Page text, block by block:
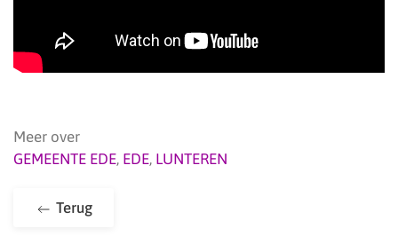
Meer over
GEMEENTE EDE, EDE, LUNTEREN
Terug